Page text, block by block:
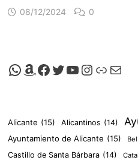
08/12/2024 0
Canal de Whatsapp de Viscalacant
Comprar en Amazon
Facebook de Viscalacant
Twitter de Viscalacant
Canal de Youtube de Viscalacant
Instagram de
Viscalacant en
Alicante (15) Alicantinos (14)
Ayuntamiento de Alicante (15)
Castillo de Santa Bárbara (14)